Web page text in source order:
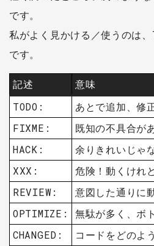
です。
私がよく見かける／使うのは、
です。
記述
意味
TODO:
あとで追加、修
FIXME:
既知の不具合が
HACK:
余りきれいじゃ
XXX:
危険！動くけれ
REVIEW:
意図した通りに
OPTIMIZE:
無駄が多く、ボ
CHANGED:
コードをどのよ